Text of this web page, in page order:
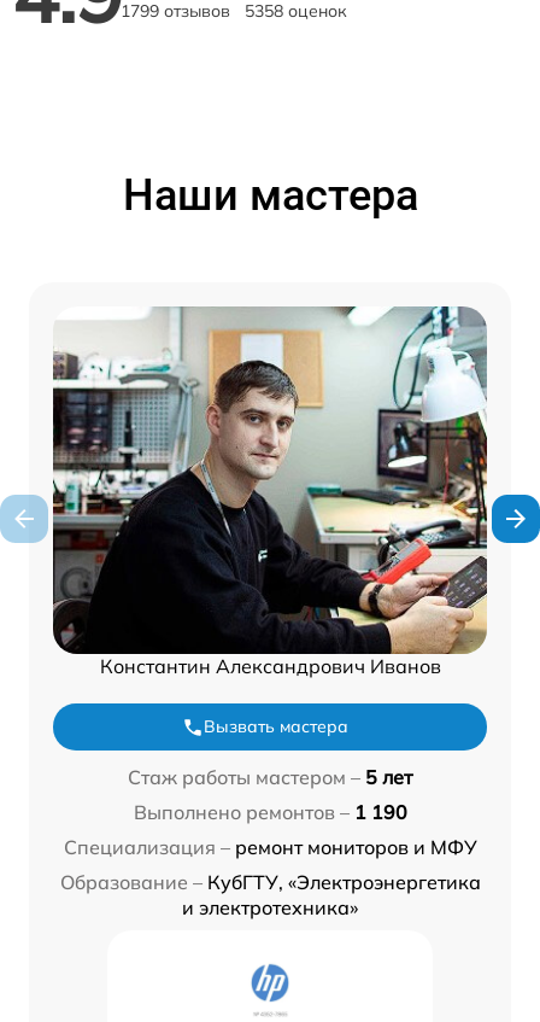
1799 отзывов 5358 оценок
Наши мастера
Константин Александрович Иванов
Вызвать мастера
Стаж работы мастером – 5 лет
Выполнено ремонтов – 1 190
Специализация – ремонт мониторов и МФУ
Образование – КубГТУ, «Электроэнергетика
и электротехника»